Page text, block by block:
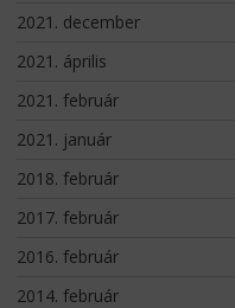
2021. december
2021. április
2021. február
2021. január
2018. február
2017. február
2016. február
2014. február